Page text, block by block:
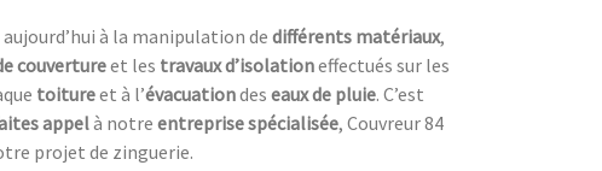
à la manipulation de différents matériaux,
couvertureet les travaux d’isolationeffectués sur les
toitureet à l’évacuationdes eaux de pluie. C’est
appelà notre entreprise spécialisée, Couvreur 84
projet de zinguerie.